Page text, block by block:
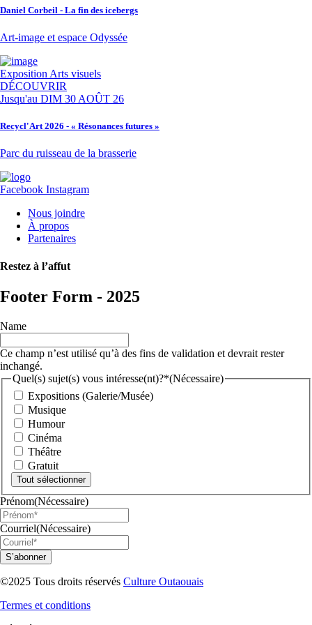
Daniel Corbeil - La fin des icebergs
Art-image et espace Odyssée
Exposition Arts visuels
DÉCOUVRIR
Jusqu'au DIM 30 AOÛT 26
Recycl'Art 2026 - « Résonances futures »
Parc du ruisseau de la brasserie
Facebook Instagram
Nous joindre
À propos
Partenaires
Restez à l’affut
Footer Form - 2025
Name
Ce champ n’est utilisé qu’à des fins de validation et devrait rester
inchangé.
Quel(s) sujet(s) vous intéresse(nt)?*(Nécessaire)
Expositions (Galerie/Musée)
Musique
Humour
Cinéma
Théâtre
Gratuit
Tout sélectionner
Prénom(Nécessaire)
Courriel(Nécessaire)
©2025 Tous droits réservés Culture Outaouais
Termes et conditions